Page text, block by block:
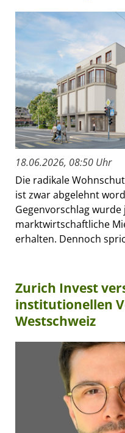
18.06.2026, 08:50 Uhr
Die radikale
ist zwar abgelehnt
Gegenvorschlag
marktwirtschaftliche
erhalten. Dennoch
Zurich Invest
institutionellen
Westschweiz